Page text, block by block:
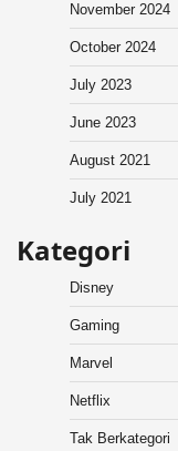
November 2024
October 2024
July 2023
June 2023
August 2021
July 2021
Kategori
Disney
Gaming
Marvel
Netflix
Tak Berkategori